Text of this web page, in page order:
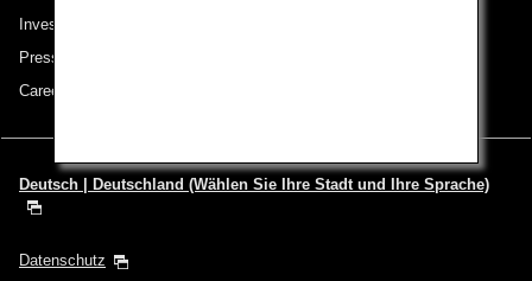
Investor Relations
Pressemeldungen
Careers (English Only)
Deutsch | Deutschland (Wählen Sie Ihre Stadt und Ihre Sprache)
Datenschutz